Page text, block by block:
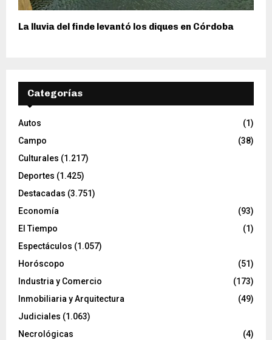
La lluvia del finde levantó los diques en Córdoba
Categorías
Autos
(1)
Campo
(38)
Culturales (1.217)
Deportes (1.425)
Destacadas (3.751)
Economía
(93)
El Tiempo
(1)
Espectáculos (1.057)
Horóscopo
(51)
Industria y Comercio
(173)
Inmobiliaria y Arquitectura
(49)
Judiciales (1.063)
Necrológicas
(4)